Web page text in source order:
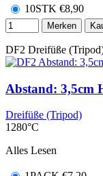
10STK €8,90
Merken
DF2 Dreifüße
Abstand: 3,5cm
Dreifüße (Tripod)
1280°C
Alles Lesen